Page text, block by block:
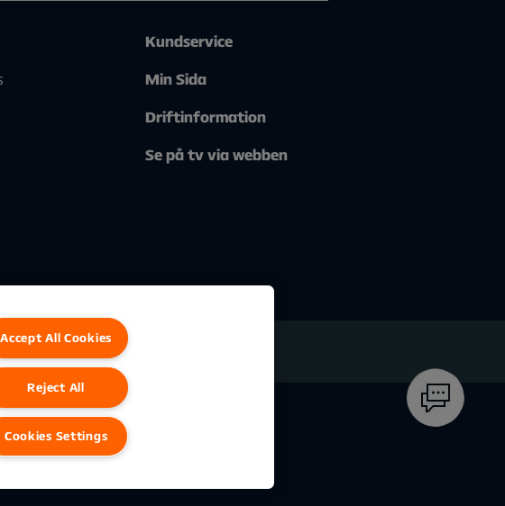
Kundservice
Min Sida
Driftinformation
Se på tv via webben
Accept All Cookies
Reject All
Cookies Settings